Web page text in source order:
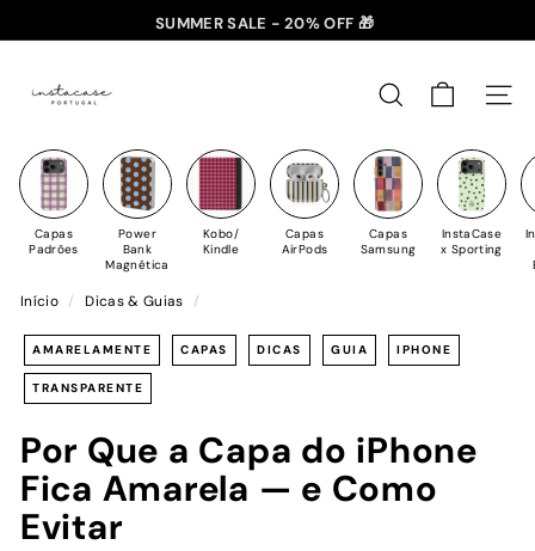
para
Conteúdo
slideshow
✈️ PORTES GRÁTIS: +35€ 🇵🇹🇪🇸 | +50€ 🇪🇺
SUMMER SALE - 20% OFF 🎁
n
t
a
C
a
e
PESQUISAR
Capas
Padrões
Power
Bank
Magnética
Kobo/
Kindle
Capas
AirPods
Capas
Samsung
InstaCase
x Sporting
Início / Dicas & Guias /
AMARELAMENTE CAPAS DICAS GUIA IPHONE
TRANSPARENTE
Por Que a Capa do iPhone
Fica Amarela — e Como
Evitar